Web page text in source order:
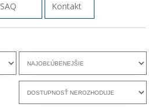
SAQ Kontakt